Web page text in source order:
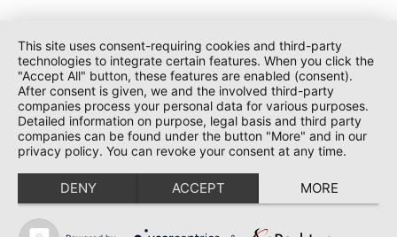
This site uses consent-requiring cookies and third-party
technologies to integrate certain features. When you click the
"Accept All" button, these features are enabled (consent).
After consent is given, we and the involved third-party
companies process your personal data for various purposes.
Detailed information on purpose, legal basis and third party
companies can be found under the button "More" and in our
privacy policy. You can revoke your consent at any time.
DENY ACCEPT MORE